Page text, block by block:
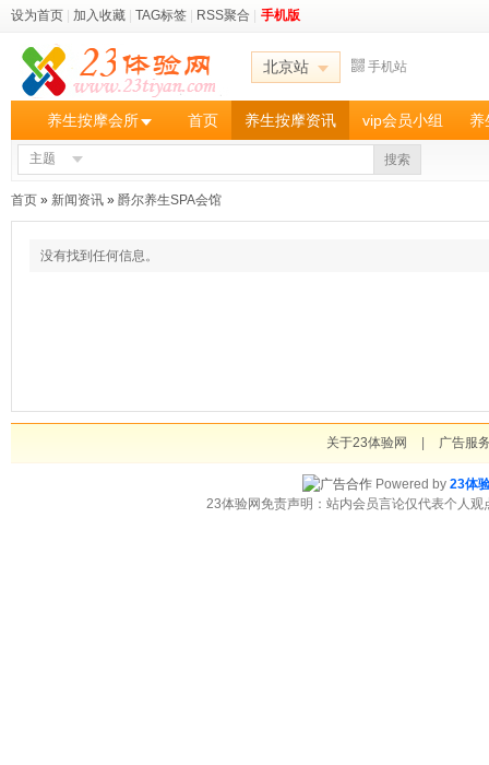
设为首页 加入收藏 TAG标签 RSS聚合 手机版
北京站 手机站
养生按摩会所 首页 养生按摩资讯 vip会员小组 养
主题 搜索
首页 » 新闻资讯 » 爵尔养生SPA会馆
没有找到任何信息。
关于23体验网 广告服
Powered by 23体
23体验网免责声明：站内会员言论仅代表个人